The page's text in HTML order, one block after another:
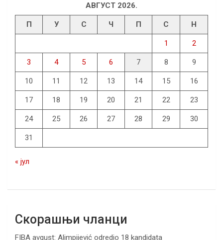
АВГУСТ 2026.
П У С Ч П С Н
1 2
3 4 5 6 7 8 9
10 11 12 13 14 15 16
17 18 19 20 21 22 23
24 25 26 27 28 29 30
31
« јул
Скорашњи чланци
FIBA avgust: Alimpijević odredio 18 kandidata